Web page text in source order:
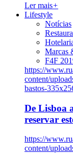
Ler mais+
Lifestyle
Notícias
Marcas
F4F
https://
content/
bastos-
De Lisboa
reservar
https://
content/